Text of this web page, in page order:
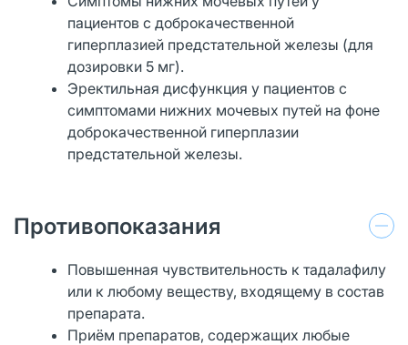
пациентов с доброкачественной
гиперплазией предстательной железы (для
дозировки 5 мг).
Эректильная дисфункция у пациентов с
симптомами нижних мочевых путей на фоне
доброкачественной гиперплазии
предстательной железы.
Противопоказания
Повышенная чувствительность к тадалафилу
или к любому веществу, входящему в состав
препарата.
Приём препаратов, содержащих любые